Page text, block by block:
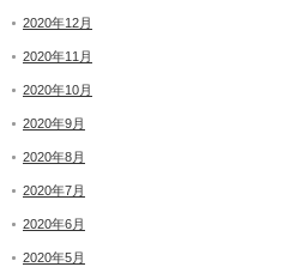
2020年12月
2020年11月
2020年10月
2020年9月
2020年8月
2020年7月
2020年6月
2020年5月